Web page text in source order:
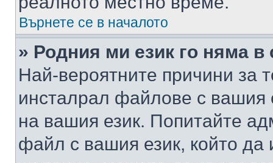
Върнете се в началото
» Родния ми език го няма в
Най-вероятните причини за
инсталрал файлове с вашия
на вашия език. Попитайте
файл с вашия език, който да